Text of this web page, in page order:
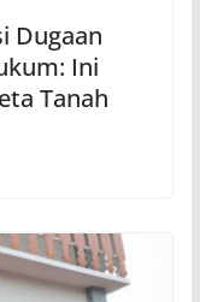
Dugaan
Ini
Tanah